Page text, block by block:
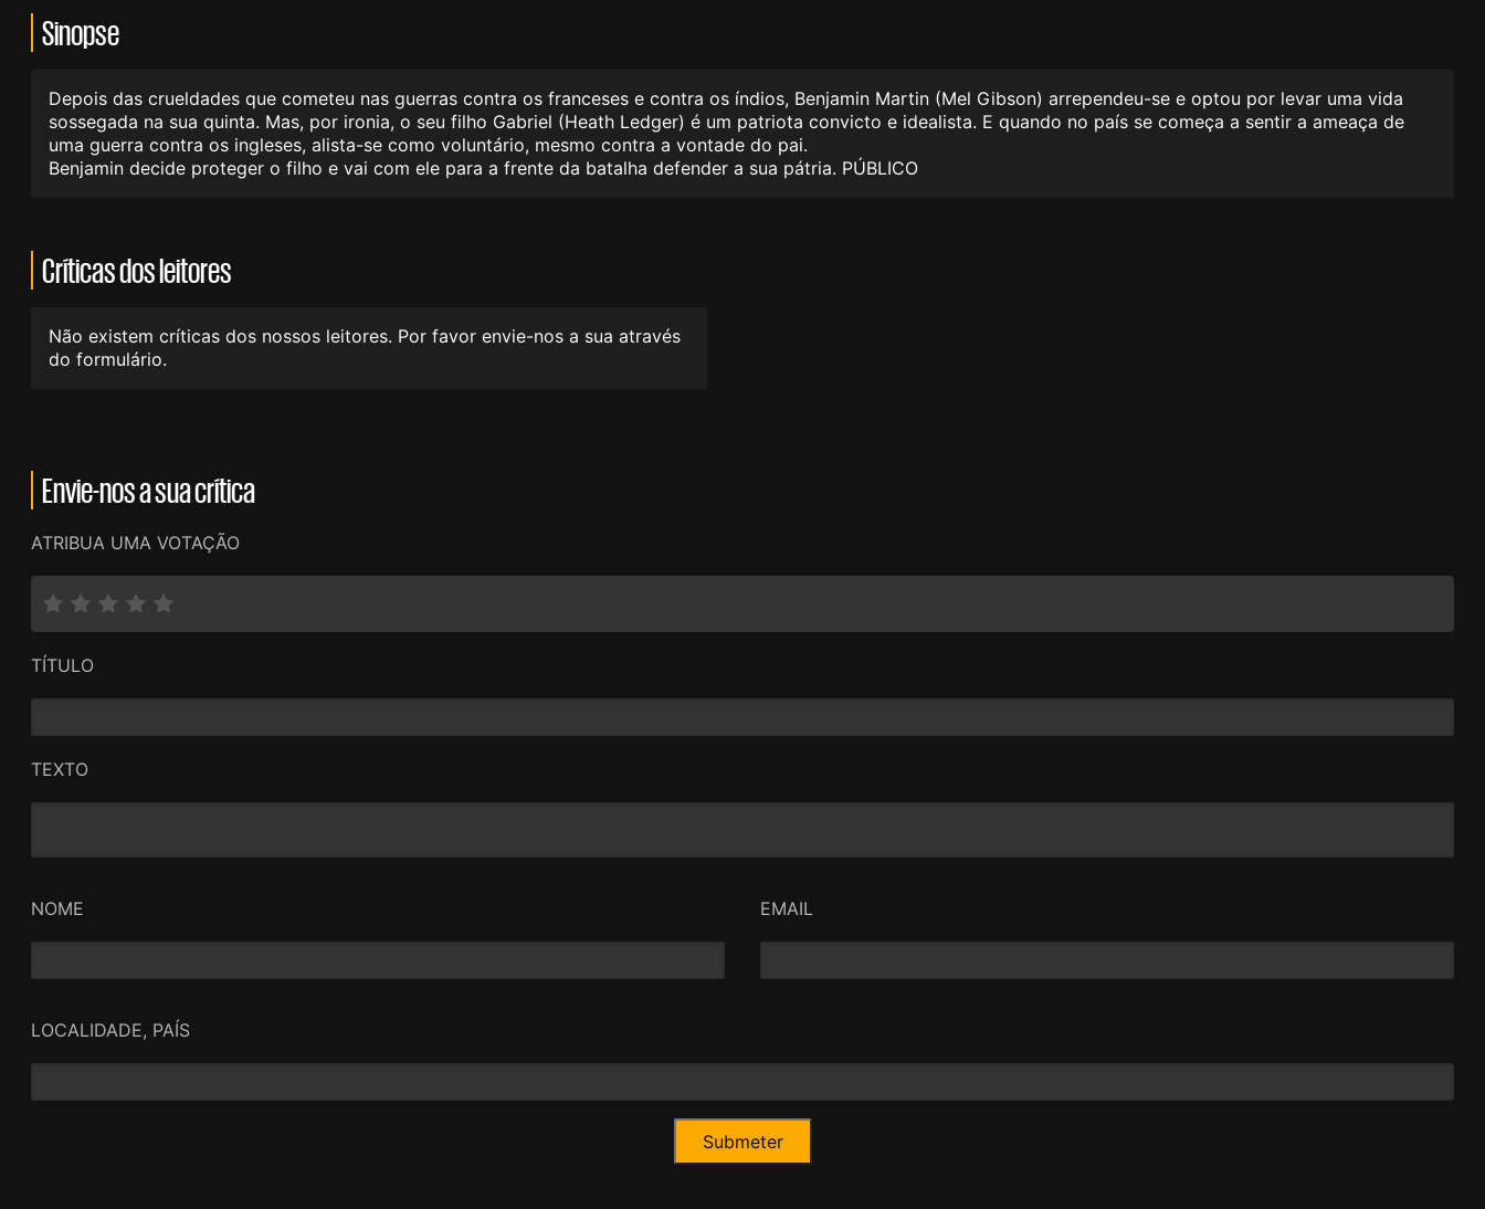
Sinopse
Depois das crueldades que cometeu nas guerras contra os franceses e contra os índios, Benjamin Martin (Mel Gibson) arrependeu-se e optou por levar uma vida
sossegada na sua quinta. Mas, por ironia, o seu filho Gabriel (Heath Ledger) é um patriota convicto e idealista. E quando no país se começa a sentir a ameaça de
uma guerra contra os ingleses, alista-se como voluntário, mesmo contra a vontade do pai.
Benjamin decide proteger o filho e vai com ele para a frente da batalha defender a sua pátria. PÚBLICO
Críticas dos leitores
Não existem críticas dos nossos leitores. Por favor envie-nos a sua através
do formulário.
Envie-nos a sua crítica
ATRIBUA UMA VOTAÇÃO
TÍTULO
TEXTO
NOME EMAIL
LOCALIDADE, PAÍS